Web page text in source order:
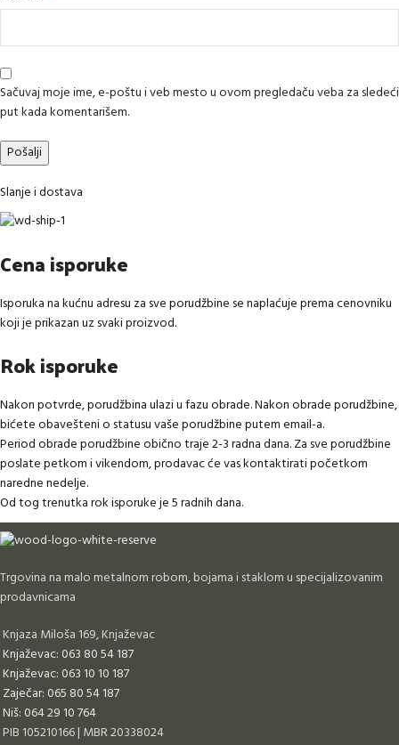
Sačuvaj moje ime, e-poštu i veb mesto u ovom pregledaču veba za sledeći
put kada komentarišem.
Slanje i dostava
Cena isporuke
Isporuka na kućnu adresu za sve porudžbine se naplaćuje prema cenovniku
koji je prikazan uz svaki proizvod.
Rok isporuke
Nakon potvrde, porudžbina ulazi u fazu obrade. Nakon obrade porudžbine,
bićete obavešteni o statusu vaše porudžbine putem email-a.
Period obrade porudžbine obično traje 2-3 radna dana. Za sve porudžbine
poslate petkom i vikendom, prodavac će vas kontaktirati početkom
naredne nedelje.
Od tog trenutka rok isporuke je 5 radnih dana.
Trgovina na malo metalnom robom, bojama i staklom u specijalizovanim
prodavnicama
Knjaza Miloša 169, Knjaževac
Knjaževac: 063 80 54 187
Knjaževac: 063 10 10 187
Zaječar: 065 80 54 187
Niš: 064 29 10 764
PIB 105210166 | MBR 20338024